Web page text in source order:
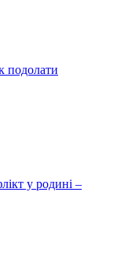
подолати
у родині –